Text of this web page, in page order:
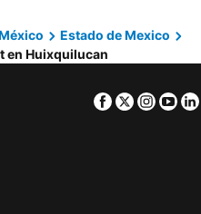
Estado de Mexico
en Huixquilucan
Facebook
Twitter